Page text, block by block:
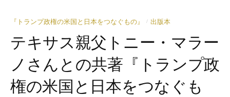
ッ『トランプ政権の米国と日本をつなぐもの』 / 出版本
テキサス親父トニー・マラー
ノさんとの共著『トランプ政
権の米国と日本をつなぐも